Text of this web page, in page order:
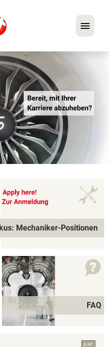
Mechaniker-Positionen
FAQ